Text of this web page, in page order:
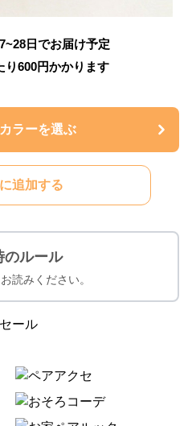
日でお届け予定
り600円かかります
ラーを選ぶ
追加する
のルール
読みください。